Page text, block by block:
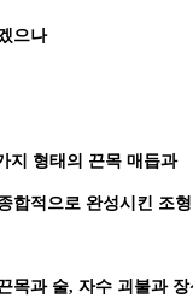
으나
형태의 끈목 매듭과
적으로 완성시킨 조
과 술, 자수 괴불과 장